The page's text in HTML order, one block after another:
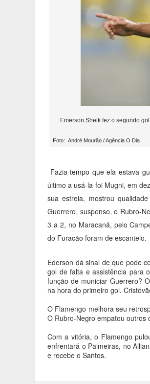
Emerson Sheik fez o segundo
Foto: André Mourão / Agência O Dia
Faziatempo que ela estava
último a usá-la foi Mugni, em
sua estreia, mostrou
Guerrero, suspenso, o Rubro-
3 a 2, no Maracanã, pelo
do Furacão foram de escanteio.
Ederson dá sinal de que pode
gol de falta e assistência para
função de municiar Guerrero?
na hora do primeiro gol.
O Flamengo melhora seu
O Rubro-Negro empatou outros
Com a vitória, o Flamengo
enfrentará o Palmeiras, no
e recebe o Santos.